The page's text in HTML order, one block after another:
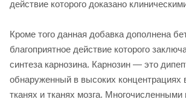
действие которого доказано
Кроме того данная добавка дополнена
благоприятное действие которого
синтеза карнозина. Карнозин — это
обнаруженный в высоких
тканях и тканях мозга.